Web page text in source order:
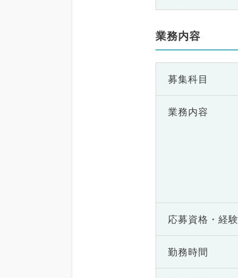
業務内容
募集科目
業務内容
応募資格・ 経験
勤務時間